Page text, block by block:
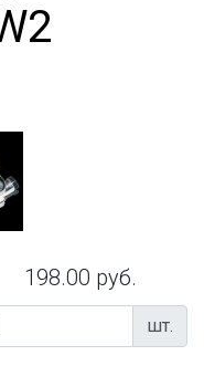
198.00 руб.
шт.